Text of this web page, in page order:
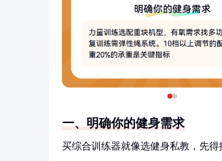
一、明确你的健身需求
买综合训练器就像选健身私教，先